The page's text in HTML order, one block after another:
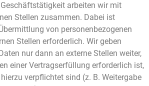
arbeiten wir mit
Stellen zusammen. Dabei ist
von personenbezogenen
Stellen erforderlich. Wir geben
nur dann an externe Stellen weiter,
einer Vertragserfüllung erforderlich ist,
verpflichtet sind (z. B. Weitergabe